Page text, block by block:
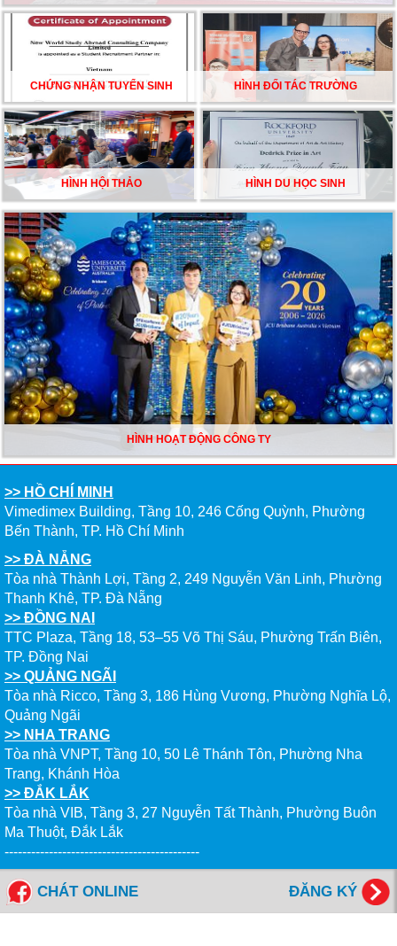
CHẠM GIẤC MƠ DU HỌC MỸ – BẮT ĐẦU TỪ NGÀY
HỘI GHI DANH & SĂN HỌC BỔNG KỲ SPRING 2026
CHỨNG NHẬN TUYỂN SINH HÌNH ĐỐI TÁC TRƯỜNG
HÌNH HỘI THẢO HÌNH DU HỌC SINH
HÌNH HOẠT ĐỘNG CÔNG TY
>> HỒ CHÍ MINH
Vimedimex Building, Tầng 10, 246 Cống Quỳnh, Phường
Bến Thành, TP. Hồ Chí Minh
>> ĐÀ NẴNG
Tòa nhà Thành Lợi, Tầng 2, 249 Nguyễn Văn Linh, Phường
Thanh Khê, TP. Đà Nẵng
>> ĐỒNG NAI
TTC Plaza, Tầng 18, 53–55 Võ Thị Sáu, Phường Trấn Biên,
TP. Đồng Nai
>> QUẢNG NGÃI
Tòa nhà Ricco, Tầng 3, 186 Hùng Vương, Phường Nghĩa Lộ,
Quảng Ngãi
>> NHA TRANG
Tòa nhà VNPT, Tầng 10, 50 Lê Thánh Tôn, Phường Nha
Trang, Khánh Hòa
>> ĐẮK LẮK
Tòa nhà VIB, Tầng 3, 27 Nguyễn Tất Thành, Phường Buôn
Ma Thuột, Đắk Lắk
--------------------------------------------
Tổng đài miễn cước: 1800 6577
FANPAGES NEW WORLD EDUCATION
ĐĂNG KÝ
CHÁT ONLINE